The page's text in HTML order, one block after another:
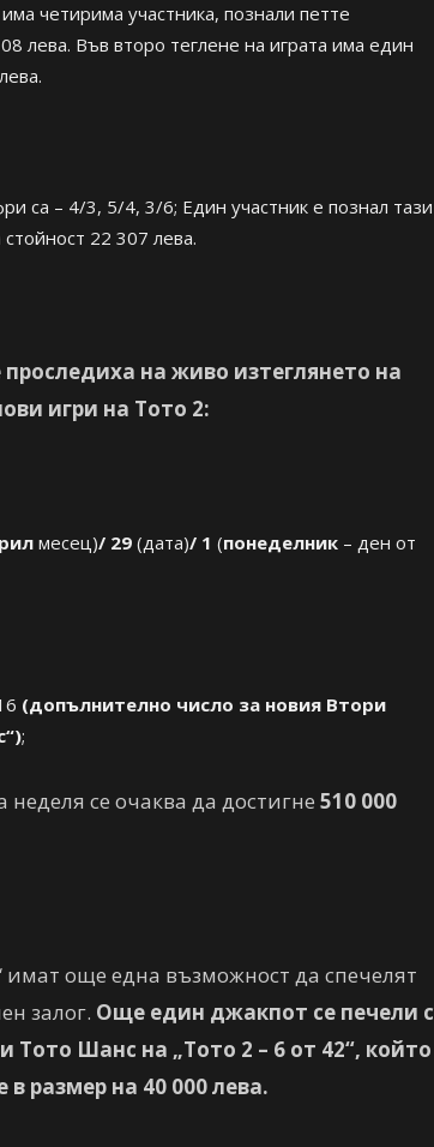
четирима участника, познали петте
лева. Във второ теглене на играта има един
са – 4/3, 5/4, 3/6; Един участник е познал тази
22 307 лева.
на живо изтеглянето на
игри на Тото 2:
месец)/ 29 (дата)/ 1 (понеделник – ден от
(допълнително число за новия Втори
;
се очаква да достигне 510 000
имат още една възможност да спечелят
залог. Още един джакпот се печели с
Тото Шанс на „Тото 2 – 6 от 42“, който
размер на 40 000 лева.